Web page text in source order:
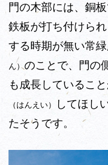
門の木部には、銅
鉄板が打ち付けら
する時期が無い常
ん）のことで、門の
も成長しているこ
（はんえい）
してほし
たそうです。